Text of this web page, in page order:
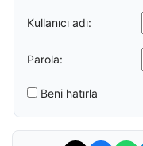
Kullanıcı adı:
Parola:
Beni hatırla